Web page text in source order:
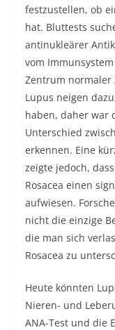
festzustellen, ob
hat. Bluttests
antinukleärer
vom
Zentrum normaler
Lupus neigen
haben, daher war
Unterschied
erkennen. Eine
zeigte jedoch,
Rosacea einen
aufwiesen.
nicht die einzige
die man sich
Rosacea zu
Heute könnten
Nieren- und
ANA-Test und die